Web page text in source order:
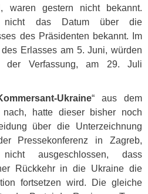
waren gestern nicht bekannt.
nicht das Datum über die
des Präsidenten bekannt. Im
Erlasses am 5. Juni, würden
der Verfassung, am 29. Juli
Ukraine“ aus dem
hatte dieser bisher noch
über die Unterzeichnung
Pressekonferenz in Zagreb,
ausgeschlossen, dass
Rückkehr in die Ukraine die
fortsetzen wird. Die gleiche